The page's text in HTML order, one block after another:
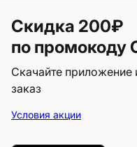
Скидка 200₽
по промокоду
Скачайте приложение
заказ
Условия акции